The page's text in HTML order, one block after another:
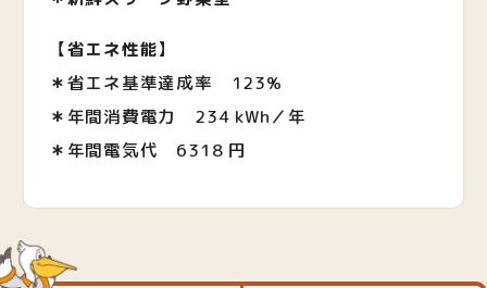
【省エネ性能】
＊省エネ基準達成率 123%
＊ 年間消費電力 234 kWh／年
＊ 年間電気代 6318 円